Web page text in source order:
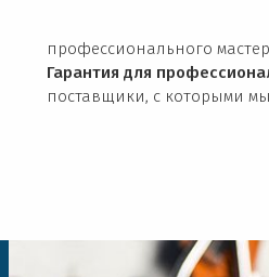
профессионального
Гарантия для
поставщики, с которыми